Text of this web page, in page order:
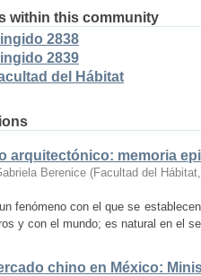
within this community
2838
2839
del Hábitat
arquitectónico: memoria
Berenice (Facultad del
fenómeno con el que se
y con el mundo; es natural en el
chino en México: